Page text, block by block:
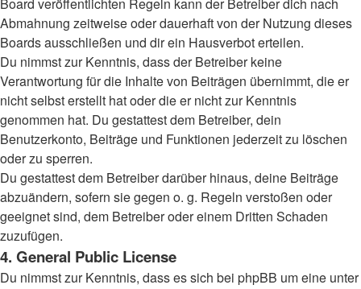
Abmahnung zeitweise oder dauerhaft von der Nutzung dieses
Boards ausschließen und dir ein Hausverbot erteilen.
Du nimmst zur Kenntnis, dass der Betreiber keine
Verantwortung für die Inhalte von Beiträgen übernimmt, die er
nicht selbst erstellt hat oder die er nicht zur Kenntnis
genommen hat. Du gestattest dem Betreiber, dein
Benutzerkonto, Beiträge und Funktionen jederzeit zu löschen
oder zu sperren.
Du gestattest dem Betreiber darüber hinaus, deine Beiträge
abzuändern, sofern sie gegen o. g. Regeln verstoßen oder
geeignet sind, dem Betreiber oder einem Dritten Schaden
zuzufügen.
4. General Public License
Du nimmst zur Kenntnis, dass es sich bei phpBB um eine unter